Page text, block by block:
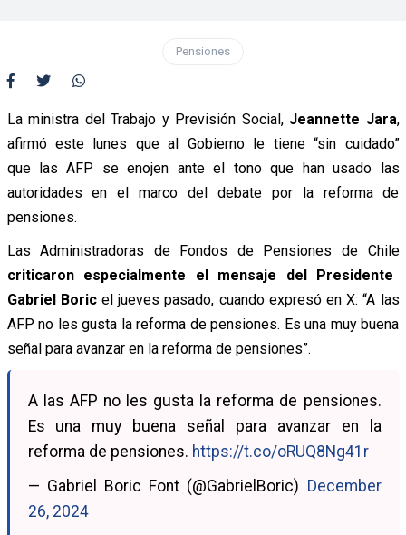
Pensiones
La ministra del Trabajo y Previsión Social, Jeannette Jara,
afirmó este lunes que al Gobierno le tiene “sin cuidado”
que las AFP se enojen ante el tono que han usado las
autoridades en el marco del debate por la reforma de
pensiones.
Las Administradoras de Fondos de Pensiones de Chile
criticaron especialmente el mensaje del Presidente
Gabriel Boricel jueves pasado, cuando expresó en X: “A las
AFP no les gusta la reforma de pensiones. Es una muy buena
señal para avanzar en la reforma de pensiones”.
A las AFP no les gusta la reforma de pensiones.
Es una muy buena señal para avanzar en la
reforma de pensiones. https://t.co/oRUQ8Ng41r
— Gabriel Boric Font (@GabrielBoric) December
26, 2024